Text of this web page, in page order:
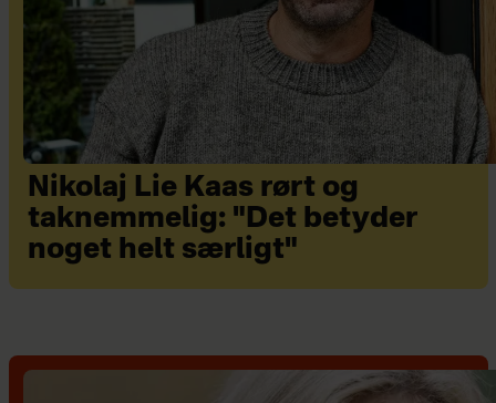
Nikolaj Lie Kaas rørt og
taknemmelig: "Det betyder
noget helt særligt"